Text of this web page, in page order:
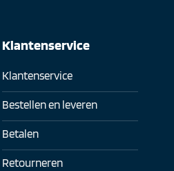
Klantenservice
Klantenservice
Bestellen en leveren
Betalen
Retourneren